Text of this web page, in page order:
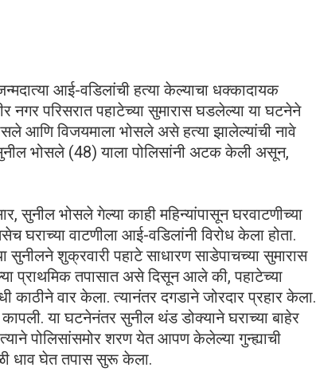
आई-वडिलांची हत्या केल्याचा धक्कादायक
परिसरात पहाटेच्या सुमारास घडलेल्या या घटनेने
आणि विजयमाला भोसले असे हत्या झालेल्यांची नावे
भोसले (48) याला पोलिसांनी अटक केली असून,
सुनील भोसले गेल्या काही महिन्यांपासून घरवाटणीच्या
घराच्या वाटणीला आई-वडिलांनी विरोध केला होता.
सुनीलने शुक्रवारी पहाटे साधारण साडेपाचच्या सुमारास
प्राथमिक तपासात असे दिसून आले की, पहाटेच्या
काठीने वार केला. त्यानंतर दगडाने जोरदार प्रहार केला.
या घटनेनंतर सुनील थंड डोक्याने घराच्या बाहेर
पोलिसांसमोर शरण येत आपण केलेल्या गुन्ह्याची
धाव घेत तपास सुरू केला.